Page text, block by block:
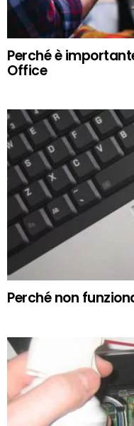
Perché è
Office
Perché non